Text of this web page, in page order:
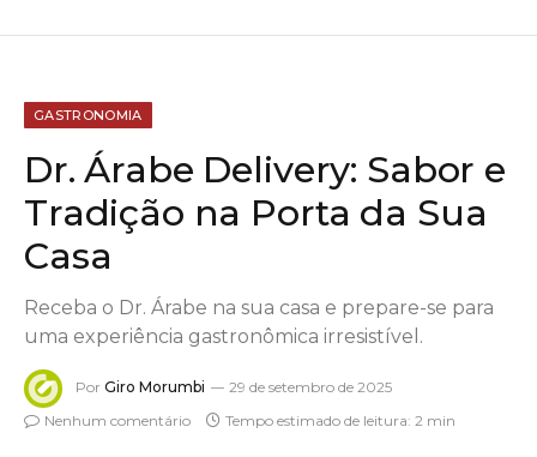
GASTRONOMIA
Dr. Árabe Delivery: Sabor e
Tradição na Porta da Sua
Casa
Receba o Dr. Árabe na sua casa e prepare-se para
uma experiência gastronômica irresistível.
Por Giro Morumbi
29 de setembro de 2025
Nenhum comentário
Tempo estimado de leitura: 2 min